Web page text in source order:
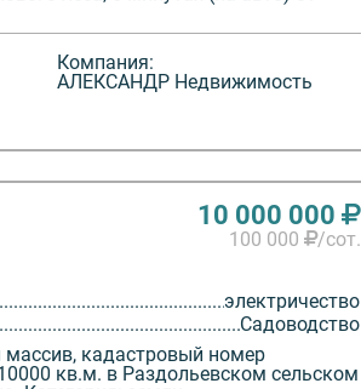
Компания:
АЛЕКСАНДР Недвижимость
10 000 000
100 000
/сот.
электричество
Садоводство
кадастровый номер
кв.м. в Раздольевском сельском